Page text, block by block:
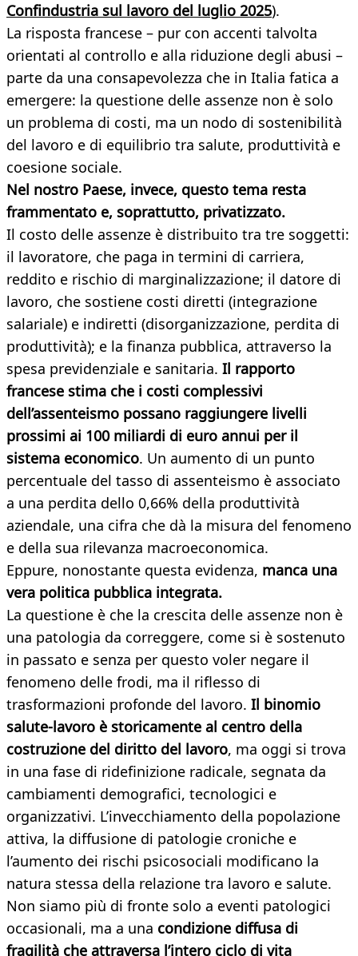
Confindustria sul lavoro del luglio 2025).
La risposta francese – pur con accenti talvolta
orientati al controllo e alla riduzione degli abusi –
parte da una consapevolezza che in Italia fatica a
emergere: la questione delle assenze non è solo
un problema di costi, ma un nodo di sostenibilità
del lavoro e di equilibrio tra salute, produttività e
coesione sociale.
Nel nostro Paese, invece, questo tema resta
frammentato e, soprattutto, privatizzato.
Il costo delle assenze è distribuito tra tre soggetti:
il lavoratore, che paga in termini di carriera,
reddito e rischio di marginalizzazione; il datore di
lavoro, che sostiene costi diretti (integrazione
salariale) e indiretti (disorganizzazione, perdita di
produttività); e la finanza pubblica, attraverso la
spesa previdenziale e sanitaria. Il rapporto
francese stima che i costi complessivi
dell’assenteismo possano raggiungere livelli
prossimi ai 100 miliardi di euro annui per il
sistema economico. Un aumento di un punto
percentuale del tasso di assenteismo è associato
a una perdita dello 0,66% della produttività
aziendale, una cifra che dà la misura del fenomeno
e della sua rilevanza macroeconomica.
Eppure, nonostante questa evidenza, manca una
vera politica pubblica integrata.
La questione è che la crescita delle assenze non è
una patologia da correggere, come si è sostenuto
in passato e senza per questo voler negare il
fenomeno delle frodi, ma il riflesso di
trasformazioni profonde del lavoro. Il binomio
salute-lavoro è storicamente al centro della
costruzione del diritto del lavoro, ma oggi si trova
in una fase di ridefinizione radicale, segnata da
cambiamenti demografici, tecnologici e
organizzativi. L’invecchiamento della popolazione
attiva, la diffusione di patologie croniche e
l’aumento dei rischi psicosociali modificano la
natura stessa della relazione tra lavoro e salute.
Non siamo più di fronte solo a eventi patologici
occasionali, ma a una condizione diffusa di
fragilità che attraversa l’intero ciclo di vita